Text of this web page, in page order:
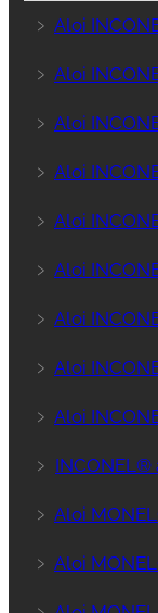
﹥ Aloi
﹥ Aloi
﹥ Aloi
﹥ Aloi
﹥ Aloi
﹥ Aloi
﹥ Aloi
﹥ Aloi
﹥ Aloi
﹥ INCONEL®
﹥ Aloi
﹥ Aloi